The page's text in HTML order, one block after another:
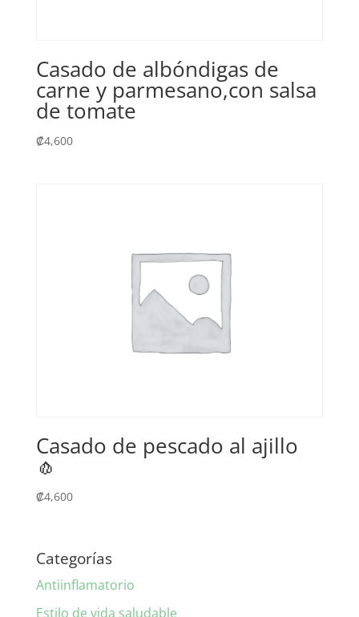
Casado de albóndigas de
carne y parmesano,con salsa
de tomate
₡4,600
Casado de pescado al ajillo
🧄
₡4,600
Categorías
Antiinflamatorio
Estilo de vida saludable